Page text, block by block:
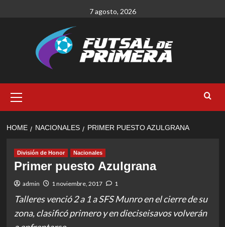
7 agosto, 2026
Menu
HOME NACIONALES PRIMER PUESTO AZULGRANA
División de Honor Nacionales
Primer puesto Azulgrana
admin 1 noviembre, 2017 1
Talleres venció 2 a 1 a SFS Munro en el cierre de su
zona, clasificó primero y en dieciseisavos volverán